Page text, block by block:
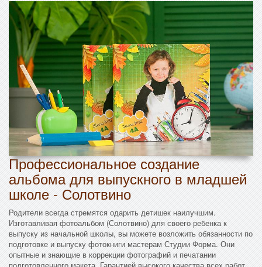
Профессиональное создание
альбома для выпускного в младшей
школе - Солотвино
Родители всегда стремятся одарить детишек наилучшим.
Изготавливая фотоальбом (Солотвино) для своего ребенка к
выпуску из начальной школы, вы можете возложить обязанности по
подготовке и выпуску фотокниги мастерам Студии Форма. Они
опытные и знающие в коррекции фотографий и печатании